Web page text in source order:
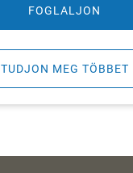
FOGLALJON
TUDJON MEG TÖBBET